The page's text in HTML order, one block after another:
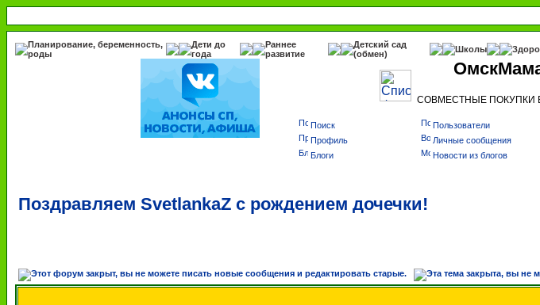
Планирование, беременность,
роды
Дети до
года
Раннее
развитие
Детский сад
(обмен)
Школы
СОВМЕСТНЫЕ ПОКУПКИ
Поиск
Пользователи
Профиль
Личные сообщения
Блоги
Новости из блогов
Поздравляем SvetlankaZ с рождением дочечки!